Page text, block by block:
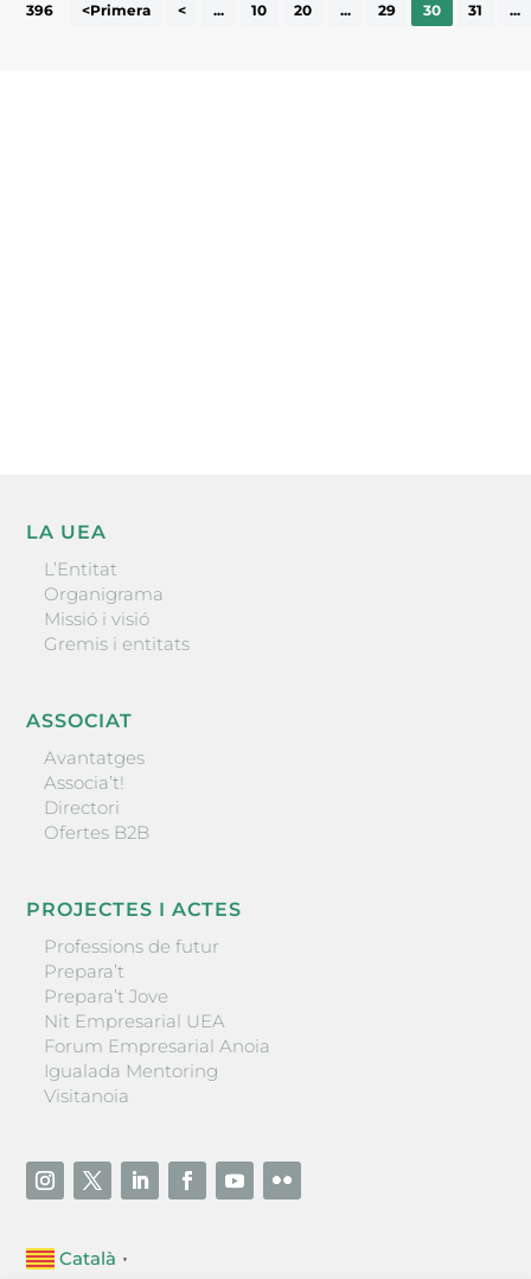
396
<Primera < ... 10 20 ... 29 30 31 ...
LA UEA
L’Entitat
Organigrama
Missió i visió
Gremis i entitats
ASSOCIAT
Avantatges
Associa’t!
Directori
Ofertes B2B
PROJECTES I ACTES
Professions de futur
Prepara’t
Prepara’t Jove
Nit Empresarial UEA
Forum Empresarial Anoia
Igualada Mentoring
Visitanoia
Català ▼